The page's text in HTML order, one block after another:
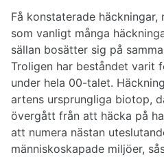
Få konstaterade
som vanligt många
sällan bosätter sig på
Troligen har beståndet varit
under hela 00-talet.
artens ursprungliga biotop,
övergått från att häcka på
att numera nästan
människoskapade miljöer,